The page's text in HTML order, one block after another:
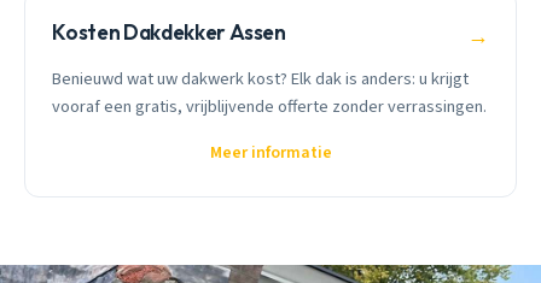
Kosten Dakdekker Assen →
Benieuwd wat uw dakwerk kost? Elk dak is anders: u krijgt
vooraf een gratis, vrijblijvende offerte zonder verrassingen.
Meer informatie